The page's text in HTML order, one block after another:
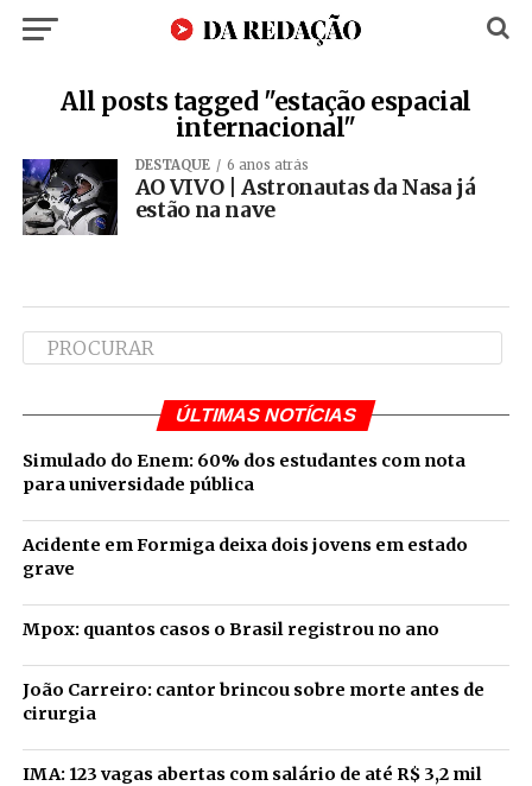
All posts tagged "estação espacial
internacional"
DESTAQUE 6 anos atrás
AO VIVO | Astronautas da Nasa já
estão na nave
ÚLTIMAS NOTÍCIAS
Simulado do Enem: 60% dos estudantes com nota
para universidade pública
Acidente em Formiga deixa dois jovens em estado
grave
Mpox: quantos casos o Brasil registrou no ano
João Carreiro: cantor brincou sobre morte antes de
cirurgia
IMA: 123 vagas abertas com salário de até R$ 3,2 mil